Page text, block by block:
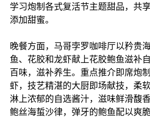
学习炮制各式复活节主题甜品，共
添加甜蜜。
晚餐方面，马哥孛罗咖啡厅以矜贵
鱼、花胶和龙虾献上花胶鲍鱼滋补
百味，滋补养生。重点推介即席炮
虾，技艺精湛的大厨即场献技，柔
淋上浓郁的自选酱汁，滋味鲜滑馥
鲍丝海蜇沙律，弹牙的鲍鱼配以爽